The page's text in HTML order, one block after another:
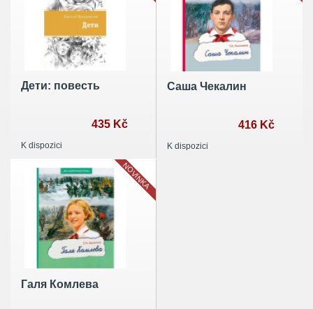
Дети: повесть
435 Kč
K dispozici
Саша Чекалин
416 Kč
K dispozici
Галя Комлева
NOVINKA